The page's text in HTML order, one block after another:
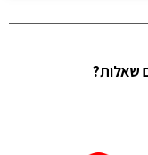
שאלות?